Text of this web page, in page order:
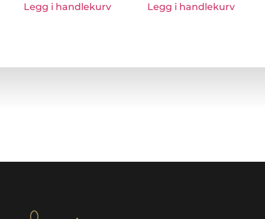
Legg i handlekurv Legg i handlekurv